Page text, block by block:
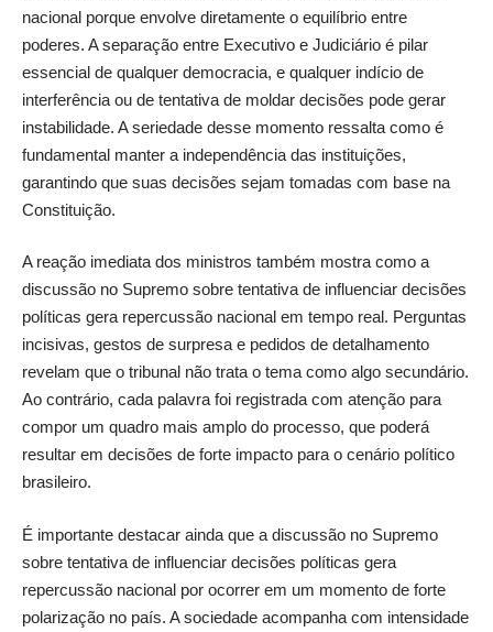
nacional porque envolve diretamente o equilíbrio entre
poderes. A separação entre Executivo e Judiciário é pilar
essencial de qualquer democracia, e qualquer indício de
interferência ou de tentativa de moldar decisões pode gerar
instabilidade. A seriedade desse momento ressalta como é
fundamental manter a independência das instituições,
garantindo que suas decisões sejam tomadas com base na
Constituição.
A reação imediata dos ministros também mostra como a
discussão no Supremo sobre tentativa de influenciar decisões
políticas gera repercussão nacional em tempo real. Perguntas
incisivas, gestos de surpresa e pedidos de detalhamento
revelam que o tribunal não trata o tema como algo secundário.
Ao contrário, cada palavra foi registrada com atenção para
compor um quadro mais amplo do processo, que poderá
resultar em decisões de forte impacto para o cenário político
brasileiro.
É importante destacar ainda que a discussão no Supremo
sobre tentativa de influenciar decisões políticas gera
repercussão nacional por ocorrer em um momento de forte
polarização no país. A sociedade acompanha com intensidade